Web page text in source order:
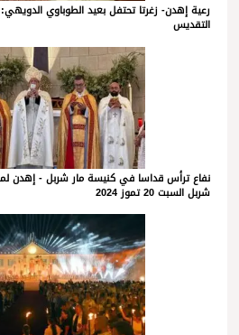
رعية إهدن- زغرتا تحتفل بعيد الطوباوي
التقديس
نفاع ترأس قداسا في كنيسة مار شربل - إهدن
شربل السبت 20 تموز 2024